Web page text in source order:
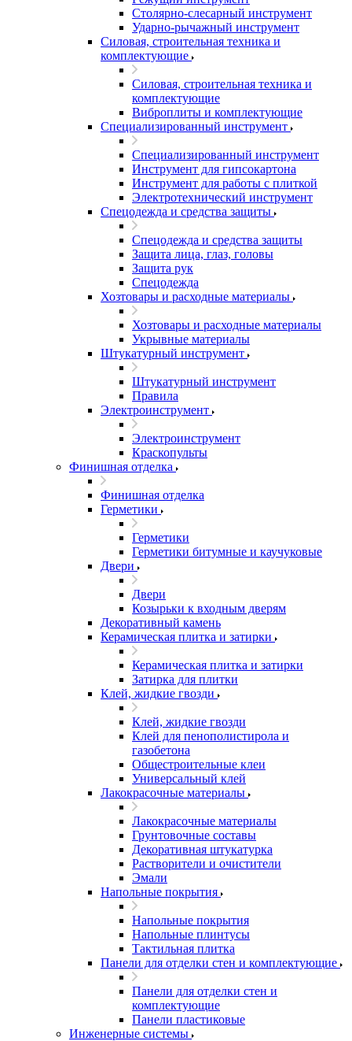
Столярно-слесарный инструмент
Ударно-рычажный инструмент
Силовая, строительная техника и
комплектующие
Силовая, строительная техника и
комплектующие
Виброплиты и комплектующие
Специализированный инструмент
Специализированный инструмент
Инструмент для гипсокартона
Инструмент для работы с плиткой
Электротехнический инструмент
Спецодежда и средства защиты
Спецодежда и средства защиты
Защита лица, глаз, головы
Защита рук
Спецодежда
Хозтовары и расходные материалы
Хозтовары и расходные материалы
Укрывные материалы
Штукатурный инструмент
Штукатурный инструмент
Правила
Электроинструмент
Электроинструмент
Краскопульты
Финишная отделка
Финишная отделка
Герметики
Герметики
Герметики битумные и каучуковые
Двери
Двери
Козырьки к входным дверям
Декоративный камень
Керамическая плитка и затирки
Керамическая плитка и затирки
Затирка для плитки
Клей, жидкие гвозди
Клей, жидкие гвозди
Клей для пенополистирола и
газобетона
Общестроительные клеи
Универсальный клей
Лакокрасочные материалы
Лакокрасочные материалы
Грунтовочные составы
Декоративная штукатурка
Растворители и очистители
Эмали
Напольные покрытия
Напольные покрытия
Напольные плинтусы
Тактильная плитка
Панели для отделки стен и комплектующие
Панели для отделки стен и
комплектующие
Панели пластиковые
Инженерные системы